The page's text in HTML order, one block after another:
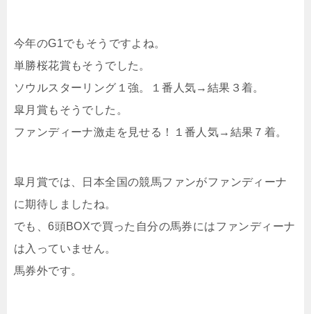
今年のG1でもそうですよね。
単勝桜花賞もそうでした。
ソウルスターリング１強。１番人気→結果３着。
皐月賞もそうでした。
ファンディーナ激走を見せる！１番人気→結果７着。
皐月賞では、日本全国の競馬ファンがファンディーナ
に期待しましたね。
でも、6頭BOXで買った自分の馬券にはファンディーナ
は入っていません。
馬券外です。